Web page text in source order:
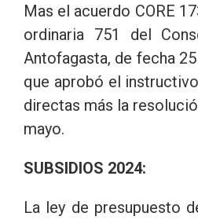
Mas el acuerdo CORE
ordinaria 751 del
Antofagasta, de fecha
que aprobó el
directas más la
mayo.
SUBSIDIOS 2024:
La ley de presupuesto